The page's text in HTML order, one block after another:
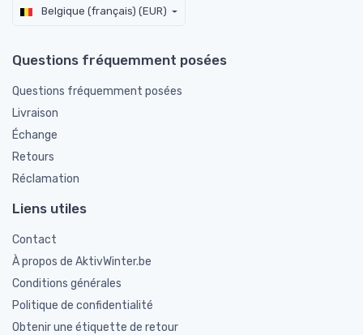
Belgique (français) (EUR)
Questions fréquemment posées
Questions fréquemment posées
Livraison
Échange
Retours
Réclamation
Liens utiles
Contact
À propos de AktivWinter.be
Conditions générales
Politique de confidentialité
Obtenir une étiquette de retour